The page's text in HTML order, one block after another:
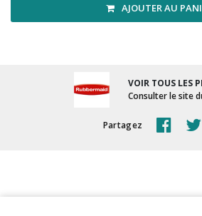
AJOUTER AU
VOIR TOUS LES
Consulter le site
Partagez